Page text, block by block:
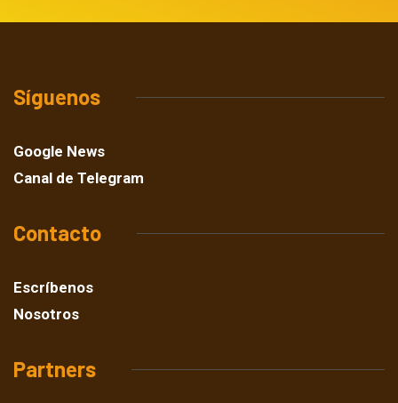
Síguenos
Google News
Canal de Telegram
Contacto
Escríbenos
Nosotros
Partners